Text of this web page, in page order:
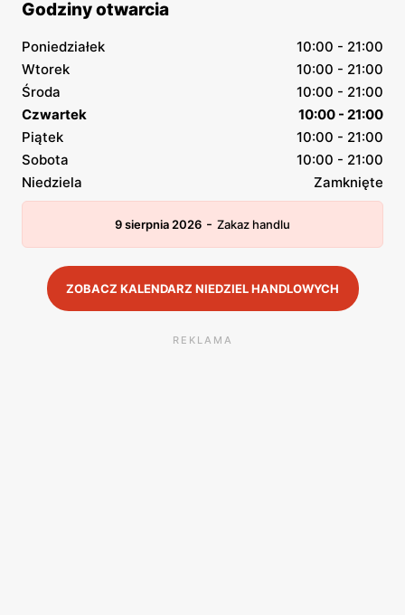
Godziny otwarcia
Poniedziałek
10:00 - 21:00
Wtorek
10:00 - 21:00
Środa
10:00 - 21:00
Czwartek
10:00 - 21:00
Piątek
10:00 - 21:00
Sobota
10:00 - 21:00
Niedziela
Zamknięte
9 sierpnia 2026 - Zakaz handlu
ZOBACZ KALENDARZ NIEDZIEL HANDLOWYCH
REKLAMA